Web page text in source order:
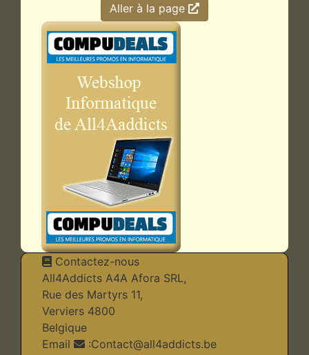
Aller à la page
Contactez-nous
All4Addicts A4A Afora SRL,
Rue des Martyrs 11,
Verviers 4800
Belgique
Email
:Contact@all4addicts.be